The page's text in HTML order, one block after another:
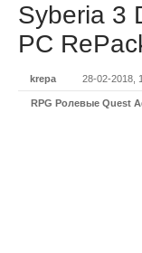
Syberia 3
PC
krepa 28-02-2018,
RPG Ролевые Quest